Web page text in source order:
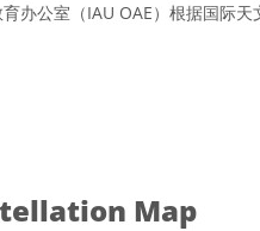
办公室（IAU OAE）根据国际
许可协议 署名 4.0 国际 (CC BY
Map